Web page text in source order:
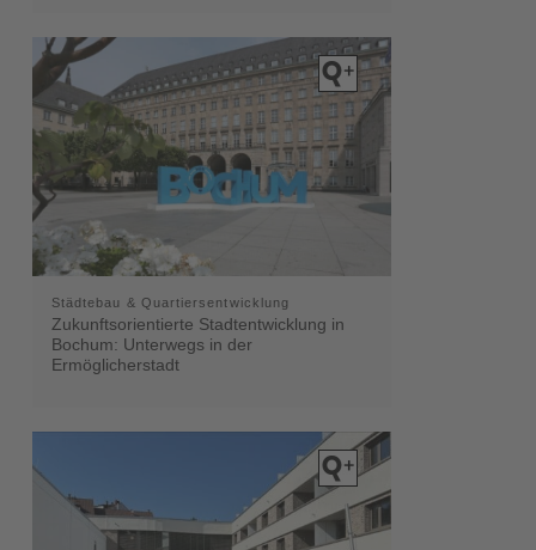
Städtebau & Quartiersentwicklung
Zukunftsorientierte Stadtentwicklung in
Bochum: Unterwegs in der
Ermöglicherstadt